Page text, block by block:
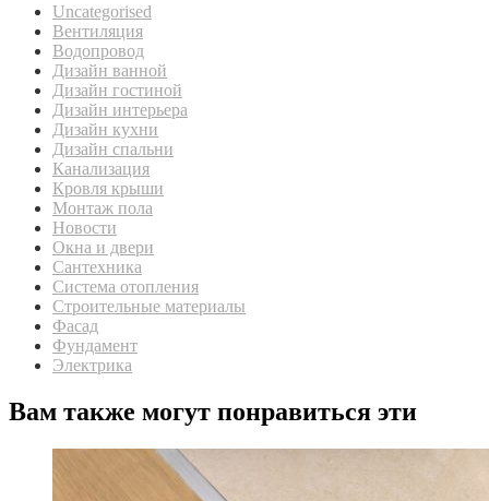
Uncategorised
Вентиляция
Водопровод
Дизайн ванной
Дизайн гостиной
Дизайн интерьера
Дизайн кухни
Дизайн спальни
Канализация
Кровля крыши
Монтаж пола
Новости
Окна и двери
Сантехника
Система отопления
Строительные материалы
Фасад
Фундамент
Электрика
Вам также могут понравиться эти